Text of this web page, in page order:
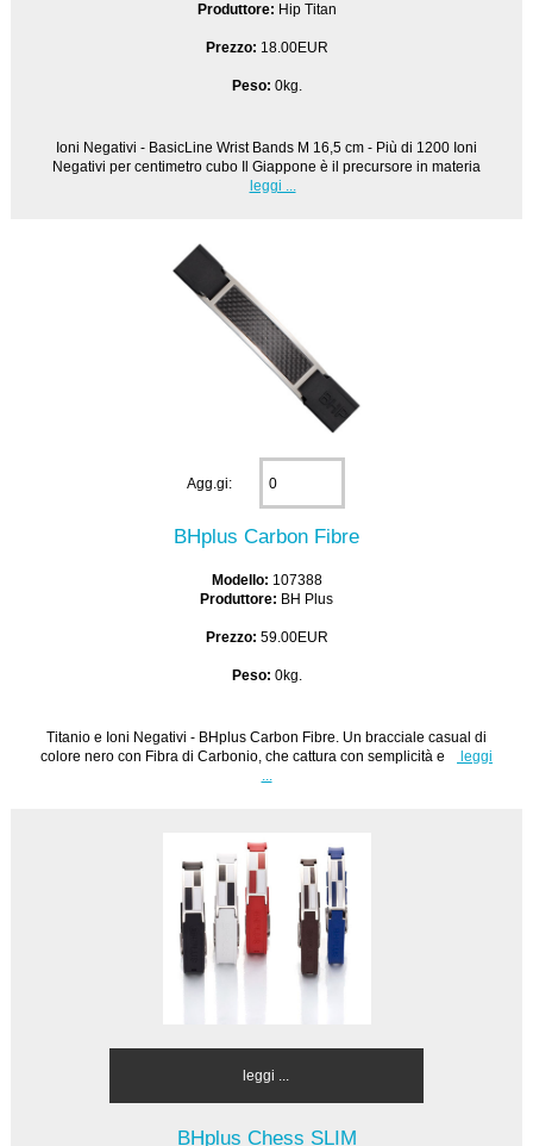
Produttore: Hip Titan
Prezzo: 18.00EUR
Peso: 0kg.
Ioni Negativi - BasicLine Wrist Bands M 16,5 cm - Più di 1200 Ioni
Negativi per centimetro cubo Il Giappone è il precursore in materia
leggi ...
Agg.gi:
BHplus Carbon Fibre
Modello: 107388
Produttore: BH Plus
Prezzo: 59.00EUR
Peso: 0kg.
Titanio e Ioni Negativi - BHplus Carbon Fibre. Un bracciale casual di
colore nero con Fibra di Carbonio, che cattura con semplicità e
leggi
leggi ...
BHplus Chess SLIM